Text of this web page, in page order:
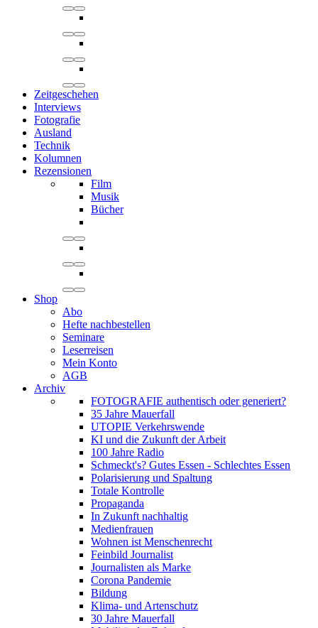
Zeitgeschehen
Interviews
Fotografie
Ausland
Technik
Kolumnen
Rezensionen
Film
Musik
Bücher
Shop
Abo
Hefte nachbestellen
Seminare
Leserreisen
Mein Konto
AGB
Archiv
FOTOGRAFIE authentisch oder generiert?
35 Jahre Mauerfall
UTOPIE Verkehrswende
KI und die Zukunft der Arbeit
100 Jahre Radio
Schmeckt's? Gutes Essen - Schlechtes Essen
Polarisierung und Spaltung
Totale Kontrolle
Propaganda
In Zukunft nachhaltig
Medienfrauen
Wohnen ist Menschenrecht
Feinbild Journalist
Journalisten als Marke
Corona Pandemie
Bildung
Klima- und Artenschutz
30 Jahre Mauerfall